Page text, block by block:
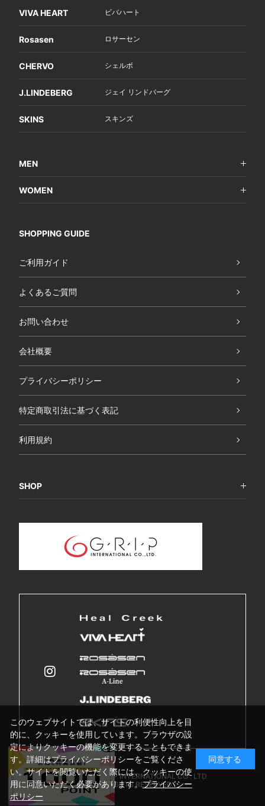
VIVA HEART ビバハート
Rosasen ロサーセン
CHERVO シェルボ
J.LINDEBERG ジェイ リンドバーグ
SKINS スキンズ
MEN
WOMEN
SHOPPING GUIDE
ご利用ガイド
よくあるご質問
お問い合わせ
会社概要
プライバシーポリシー
特定商取引法に基づく表記
利用規約
SHOP
Copyright © GRIP INTERNATIONAL CO . LTD
ALL RIGHTS RESERVED.
このウェブサイトでは、サイトの利便性向上を目
的に、クッキーを使用しています。ブラウザの設
定によりクッキーの機能を変更することもできま
す。詳細はプライバシーポリシーをご覧くださ
い。サイトを閲覧いただく際には、クッキーの使
用に同意いただく必要があります。プライバシー
ポリシー
同意する